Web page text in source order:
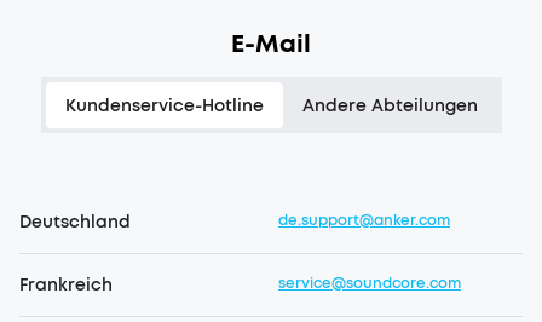
E-Mail
Kundenservice-Hotline Andere Abteilungen
Deutschland de.support@anker.com
Frankreich service@soundcore.com